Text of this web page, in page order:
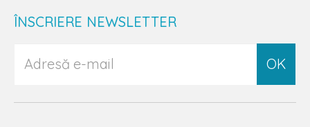
ÎNSCRIERE NEWSLETTER
OK